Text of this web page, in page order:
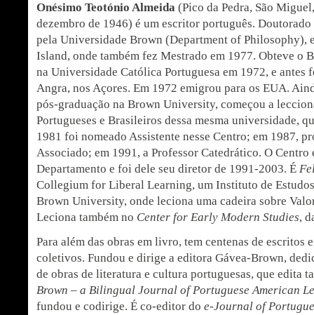
Onésimo Teotónio Almeida (Pico da Pedra, São
dezembro de 1946) é um escritor português.
pela Universidade Brown (Department of Philosophy),
Island, onde também fez Mestrado em 1977. Obteve o
na Universidade Católica Portuguesa em 1972, e antes
Angra, nos Açores. Em 1972 emigrou para os EUA.
pós-graduação na Brown University, começou a
Portugueses e Brasileiros dessa mesma universidade,
1981 foi nomeado Assistente nesse Centro; em 1987,
Associado; em 1991, a Professor Catedrático. O Centro
Departamento e foi dele seu diretor de 1991-2003. É
Collegium for Liberal Learning, um Instituto de
Brown University, onde leciona uma cadeira sobre
Leciona também no Center for Early Modern Studies,
Para além das obras em livro, tem centenas de escritos
coletivos. Fundou e dirige a editora Gávea-Brown,
de obras de literatura e cultura portuguesas, que edita
Brown – a Bilingual Journal of Portuguese American
fundou e codirige. É co-editor do e-Journal of